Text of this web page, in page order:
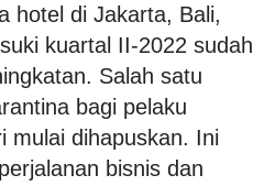
hotel di Jakarta, Bali,
kuartal II-2022 sudah
Salah satu
bagi pelaku
mulai dihapuskan. Ini
bisnis dan